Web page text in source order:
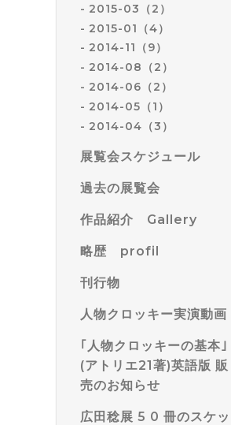
2015-03（2）
2015-01（4）
2014-11（9）
2014-08（2）
2014-06（2）
2014-05（1）
2014-04（3）
展覧会スケジュール
過去の展覧会
作品紹介 Gallery
略歴 profil
刊行物
人物クロッキー実演動画
｢人物クロッキーの基本｣
(アトリエ21著)英語版 販
売のお知らせ
広田稔展 5 0 冊のスケッ